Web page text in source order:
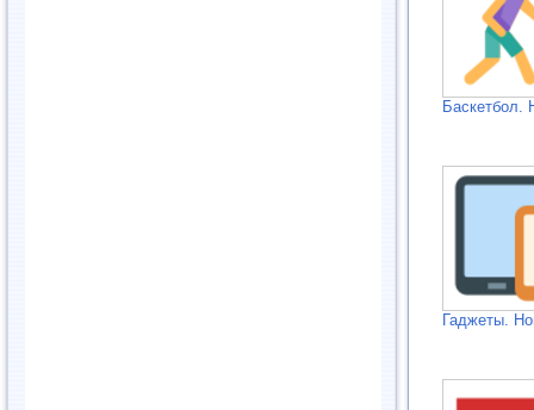
Баскетбол.
Гаджеты.